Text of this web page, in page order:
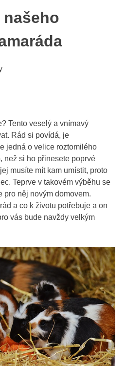
našeho
Tento veselý a vnímavý
Rád si povídá, je
jedná o velice roztomilého
než si ho přinesete poprvé
musíte mít kam umístit, proto
Teprve v takovém výběhu se
pro něj novým domovem.
a co k životu potřebuje a on
vás bude navždy velkým